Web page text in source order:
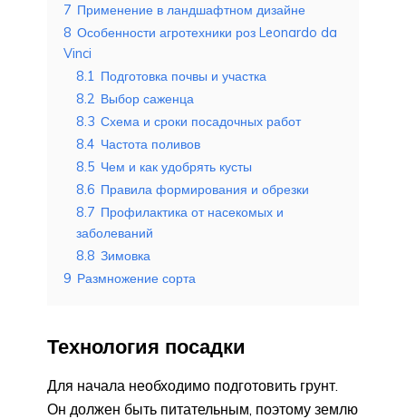
7 Применение в ландшафтном дизайне
8 Особенности агротехники роз Leonardo da
Vinci
8.1 Подготовка почвы и участка
8.2 Выбор саженца
8.3 Схема и сроки посадочных работ
8.4 Частота поливов
8.5 Чем и как удобрять кусты
8.6 Правила формирования и обрезки
8.7 Профилактика от насекомых и
заболеваний
8.8 Зимовка
9 Размножение сорта
Технология посадки
Для начала необходимо подготовить грунт.
Он должен быть питательным, поэтому землю